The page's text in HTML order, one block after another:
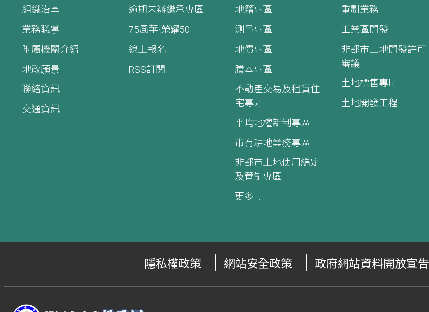
組織沿革
業務職掌
附屬機關介紹
地政願景
聯絡資訊
交通資訊
逾期未辦繼承專區
75風華·榮耀50
線上報名
RSS訂閱
地籍專區
測量專區
地價專區
謄本專區
不動產交易及租賃住
宅專區
平均地權新制專區
市有耕地業務專區
非都市土地使用編定
及管制專區
更多...
重劃業務
工業區開發
非都市土地開發許可
審議
土地標售專區
土地開發工程
隱私權政策 網站安全政策 政府網站資料開放宣告